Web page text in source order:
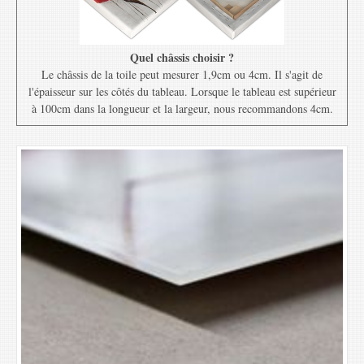
Quel châssis choisir ?
Le châssis de la toile peut mesurer 1,9cm ou 4cm. Il s'agit de
l'épaisseur sur les côtés du tableau. Lorsque le tableau est supérieur
à 100cm dans la longueur et la largeur, nous recommandons 4cm.